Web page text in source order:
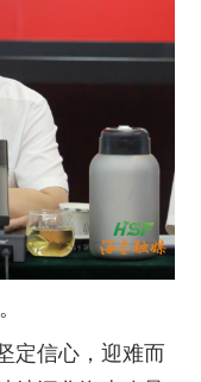
信心，迎难而